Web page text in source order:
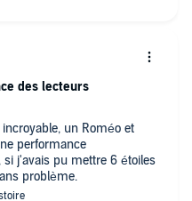
un Roméo et
performance
si j'avais pu mettre 6 étoiles
problème.
des lecteurs